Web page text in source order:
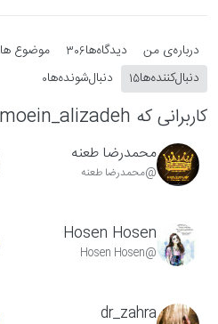
درباره‌‌ی من دیدگاه‌ها306 موضوع ها
دنبال‌کننده‌ها15 دنبال‌شونده‌ها0
کاربرانی که moein_alizadeh را دنبال می‌کنند
محمدرضا طعنه
@محمدرضا طعنه
Hosen Hosen
@Hosen Hosen
dr_zahra